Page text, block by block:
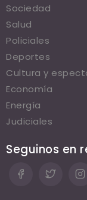
Sociedad
Salud
Policiales
Deportes
Cultura y
Economía
Energía
Judiciales
Seguinos en